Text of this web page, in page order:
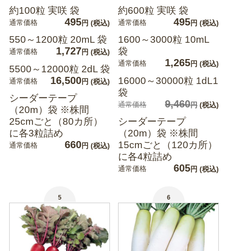
約100粒 実咲 袋
通常価格 495円 (税込)
550～1200粒 20mL 袋
通常価格 1,727円 (税込)
5500～12000粒 2dL 袋
通常価格 16,500円 (税込)
シーダーテープ
（20m）袋 ※株間
25cmごと（80カ所）
に各3粒詰め
通常価格 660円 (税込)
約600粒 実咲 袋
通常価格 495円 (税込)
1600～3000粒 10mL
袋
通常価格 1,265円 (税込)
16000～30000粒 1dL1
袋
通常価格 9,460円 (税込)
シーダーテープ
（20m）袋 ※株間
15cmごと（120カ所）
に各4粒詰め
通常価格 605円 (税込)
5 6